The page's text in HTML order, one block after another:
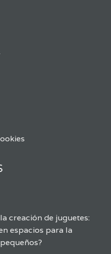
creación de juguetes:
espacios para la